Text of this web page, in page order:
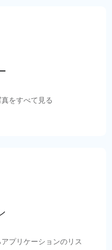
をすべて見る
プリケーションのリス